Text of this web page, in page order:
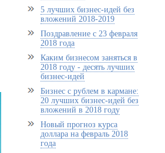
5 лучших бизнес-идей без
вложений 2018-2019
Поздравление с 23 февраля
2018 года
Каким бизнесом заняться в
2018 году - десять лучших
бизнес-идей
Бизнес с рублем в кармане:
20 лучших бизнес-идей без
вложений в 2018 году
Новый прогноз курса
доллара на февраль 2018
года